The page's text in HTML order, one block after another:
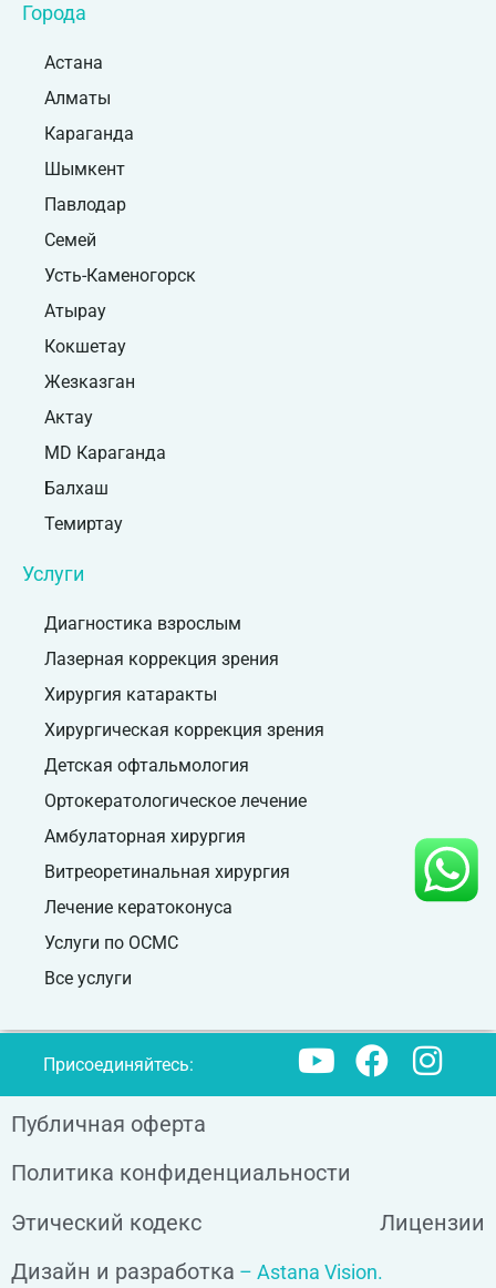
Города
Астана
Алматы
Караганда
Шымкент
Павлодар
Семей
Усть-Каменогорск
Атырау
Кокшетау
Жезказган
Актау
MD Караганда
Балхаш
Темиртау
Услуги
Диагностика взрослым
Лазерная коррекция зрения
Хирургия катаракты
Хирургическая коррекция зрения
Детская офтальмология
Ортокератологическое лечение
Амбулаторная хирургия
Витреоретинальная хирургия
Лечение кератоконуса
Услуги по ОСМС
Все услуги
Присоединяйтесь:
Публичная оферта
Политика конфиденциальности
Этический кодекс
Лицензии
Дизайн и разработка – Astana Vision.